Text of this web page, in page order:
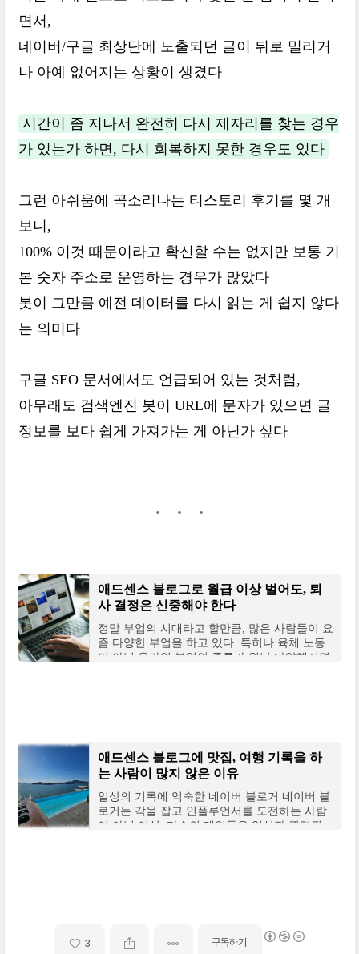
면서,
네이버/구글 최상단에 노출되던 글이 뒤로 밀리거
나 아예 없어지는 상황이 생겼다
시간이 좀 지나서 완전히 다시 제자리를 찾는 경우
가 있는가 하면, 다시 회복하지 못한 경우도 있다
그런 아쉬움에 곡소리나는 티스토리 후기를 몇 개
보니,
100% 이것 때문이라고 확신할 수는 없지만 보통 기
본 숫자 주소로 운영하는 경우가 많았다
봇이 그만큼 예전 데이터를 다시 읽는 게 쉽지 않다
는 의미다
구글 SEO 문서에서도 언급되어 있는 것처럼,
아무래도 검색엔진 봇이 URL에 문자가 있으면 글
정보를 보다 쉽게 가져가는 게 아닌가 싶다
애드센스 블로그로 월급 이상 벌어도, 퇴
사 결정은 신중해야 한다
정말 부업의 시대라고 할만큼, 많은 사람들이 요
즘 다양한 부업을 하고 있다. 특히나 육체 노동
이 아닌 온라인 부업의 종류가 워낙 다양해지면
애드센스 블로그에 맛집, 여행 기록을 하
는 사람이 많지 않은 이유
일상의 기록에 익숙한 네이버 블로거 네이버 블
로거는 각을 잡고 인플루언서를 도전하는 사람
이 아닌 이상, 다수의 개인들은 일상과 관련된
3 구독하기